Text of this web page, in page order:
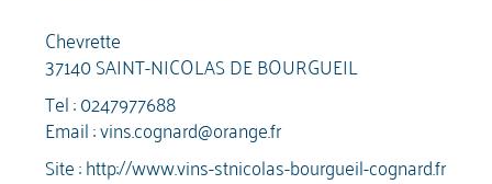
Chevrette
37140 SAINT-NICOLAS DE BOURGUEIL
Tel :0247977688
Email :vins.cognard@orange.fr
Site :http://www.vins-stnicolas-bourgueil-cognard.fr